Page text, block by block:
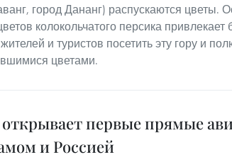
город Дананг) распускаются цветы.
колокольчатого персика
и туристов посетить эту гору и
цветами.
первые прямые
и Россией